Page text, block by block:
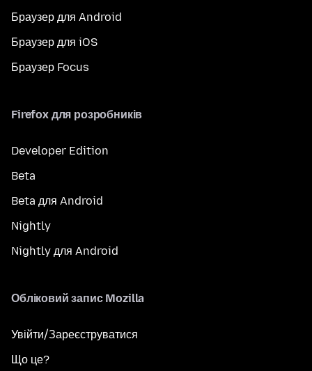
Браузер для Android
Браузер для iOS
Браузер Focus
Firefox для розробників
Developer Edition
Beta
Beta для Android
Nightly
Nightly для Android
Обліковий запис Mozilla
Увійти/Зареєструватися
Що це?